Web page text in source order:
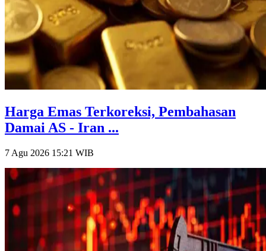
Harga Emas Terkoreksi, Pembahasan
Damai AS - Iran ...
7 Agu 2026 15:21 WIB